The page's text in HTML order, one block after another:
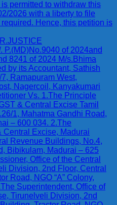
permitted to withdraw this
2026 with a liberty to file
Hence, this petition is
P.(MD)No.9040 of 2024and
8241 of 2024 M/s.Bhima
by its Accountant, Sathish
Ramapuram West,
Nagercoil, Kanyakumari
Vs. 1.The Principle
& Central Excise Tamil
1, Mahatma Gandhi Road,
– 600 034. 2.The
Central Excise, Madurai
Revenue Buildings, No.4,
Bibikulam, Madurai – 625
Office of the Central
Division, 2nd Floor, Central
Road, NGO “A” Colony,
Superintendent, Office of
Tirunelveli Division, 2nd